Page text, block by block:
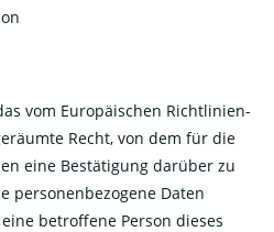
vom Europäischen Richtlinien-
Recht, von dem für die
eine Bestätigung darüber zu
personenbezogene Daten
betroffene Person dieses